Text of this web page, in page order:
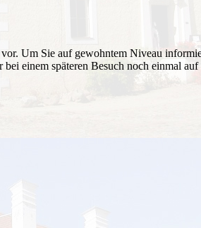
Um Sie auf gewohntem Niveau
einem späteren Besuch noch einmal